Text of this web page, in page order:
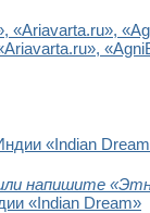
напишите
«Indian Dream»